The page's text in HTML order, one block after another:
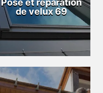
Pose et réparation
de velux 69